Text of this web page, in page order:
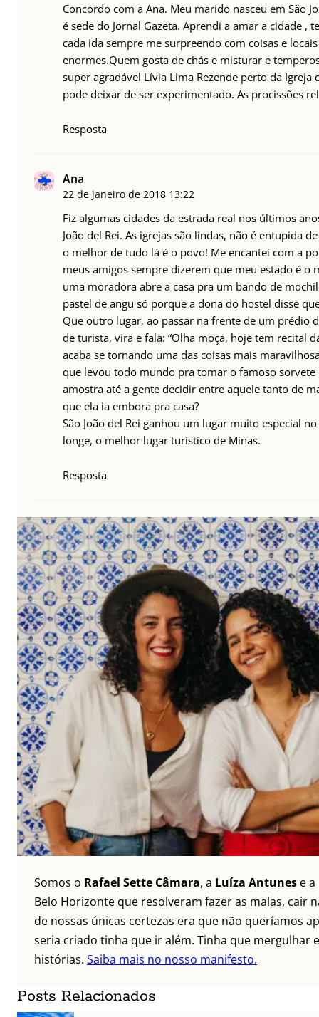
Concordo com a Ana. Meu marido nasceu em São
é sede do Jornal Gazeta. Aprendi a amar a cidade ,
cada ida sempre me surpreendo com coisas e
enormes.Quem gosta de chás e misturar e
super agradável Lívia Lima Rezende perto da Igreja
pode deixar de ser experimentado. As procissões
Resposta
Ana
22 de janeiro de 2018 13:22
Fiz algumas cidades da estrada real nos últimos
João del Rei. As igrejas são lindas, não é entupida
o melhor de tudo lá é o povo! Me encantei com a
meus amigos sempre dizerem que meu estado é
uma moradora abre a casa pra um bando de
pastel de angu só porque a dona do hostel disse
Que outro lugar, ao passar na frente de um prédio
de turista, vira e fala: “Olha moça, hoje tem recital
acaba se tornando uma das coisas mais
que levou todo mundo pra tomar o famoso
amostra até a gente decidir entre aquele tanto de
que ela ia embora pra casa?
São João del Rei ganhou um lugar muito especial
longe, o melhor lugar turístico de Minas.
Resposta
Somos o Rafael Sette Câmara, a Luíza Antunes e a
Belo Horizonte que resolveram fazer as malas, cair
de nossas únicas certezas era que não queríamos
seria criado tinha que ir além. Tinha que mergulhar
histórias. Saiba mais no nosso manifesto.
Posts Relacionados